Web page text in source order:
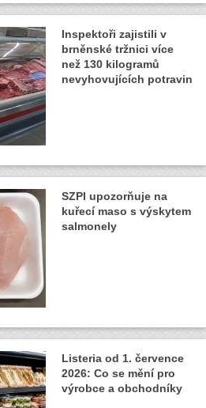
Inspektoři zajistili v
brněnské tržnici více
než 130 kilogramů
nevyhovujících potravin
SZPI upozorňuje na
kuřecí maso s výskytem
salmonely
Listeria od 1. července
2026: Co se mění pro
výrobce a obchodníky